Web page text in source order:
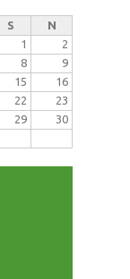
S
N
1
2
8
9
15
16
22
23
29
30